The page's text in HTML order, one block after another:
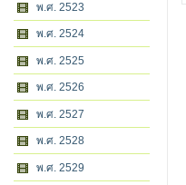
พ.ศ. 2523
พ.ศ. 2524
พ.ศ. 2525
พ.ศ. 2526
พ.ศ. 2527
พ.ศ. 2528
พ.ศ. 2529